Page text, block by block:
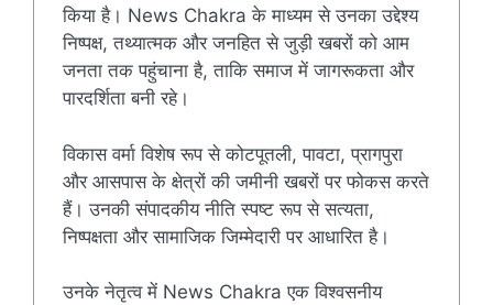
किया है। News Chakra के माध्यम से उनका उद्देश्य
निष्पक्ष, तथ्यात्मक और जनहित से जुड़ी खबरों को आम
जनता तक पहुंचाना है, ताकि समाज में जागरूकता और
पारदर्शिता बनी रहे।
विकास वर्मा विशेष रूप से कोटपूतली, पावटा, प्रागपुरा
और आसपास के क्षेत्रों की जमीनी खबरों पर फोकस करते
हैं। उनकी संपादकीय नीति स्पष्ट रूप से सत्यता,
निष्पक्षता और सामाजिक जिम्मेदारी पर आधारित है।
उनके नेतृत्व में News Chakra एक विश्वसनीय